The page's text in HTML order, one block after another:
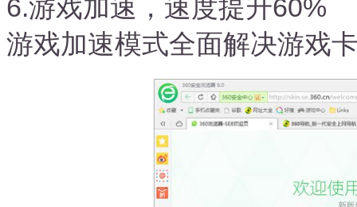
6.游戏加速，速度提升60%
游戏加速模式全面解决游戏